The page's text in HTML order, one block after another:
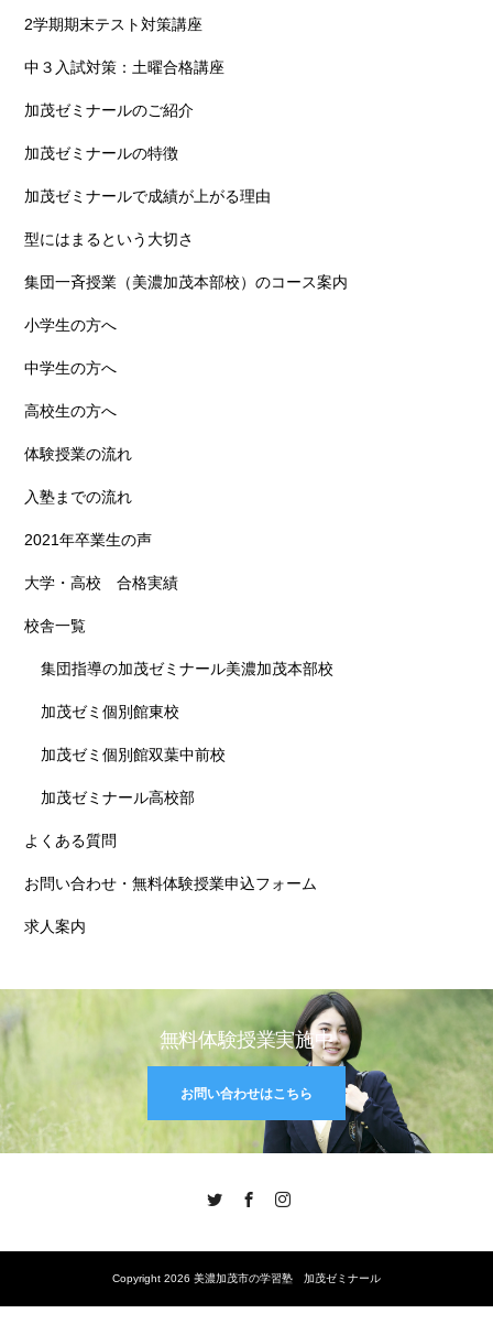
2学期期末テスト対策講座
中３入試対策：土曜合格講座
加茂ゼミナールのご紹介
加茂ゼミナールの特徴
加茂ゼミナールで成績が上がる理由
型にはまるという大切さ
集団一斉授業（美濃加茂本部校）のコース案内
小学生の方へ
中学生の方へ
高校生の方へ
体験授業の流れ
入塾までの流れ
2021年卒業生の声
大学・高校 合格実績
校舎一覧
集団指導の加茂ゼミナール美濃加茂本部校
加茂ゼミ個別館東校
加茂ゼミ個別館双葉中前校
加茂ゼミナール高校部
よくある質問
お問い合わせ・無料体験授業申込フォーム
求人案内
無料体験授業実施中
お問い合わせはこちら
Twitter Facebook
Copyright 2026 美濃加茂市の学習塾 加茂ゼミナール